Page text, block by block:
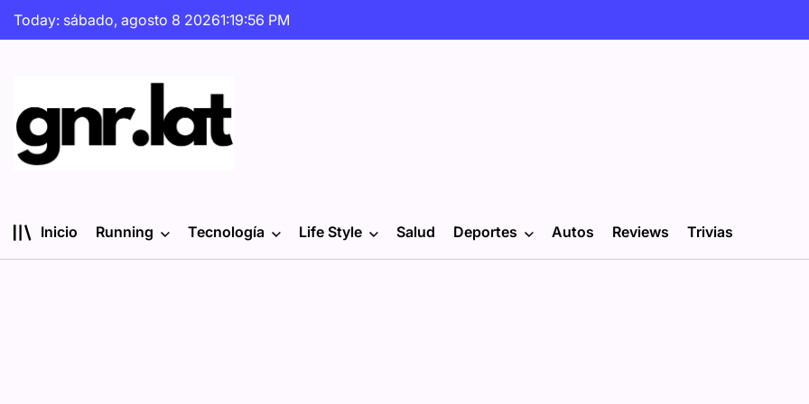
Skip
Today: sábado, agosto 8 20261:19:57 PM
Inicio Running Tecnología Life Style Salud Deportes Autos Reviews Trivias